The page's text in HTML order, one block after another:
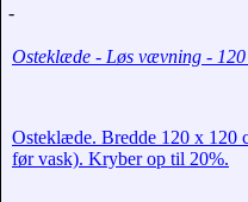
-
Osteklæde - Løs vævning - 120
Osteklæde. Bredde 120 x 120
før vask). Kryber op til 20%.